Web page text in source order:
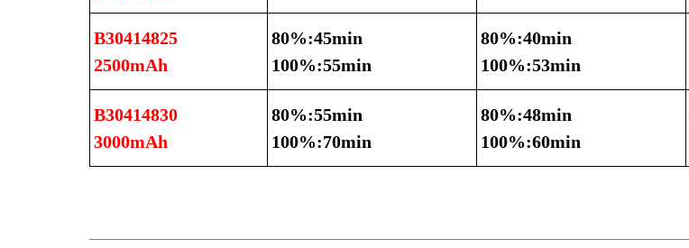
B30414825
2500mAh
80%:45min
100%:55min
80%:40min
100%:53min
B30414830
3000mAh
80%:55min
100%:70min
80%:48min
100%:60min